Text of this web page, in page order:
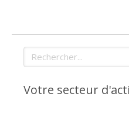
Rechercher
Votre secteur